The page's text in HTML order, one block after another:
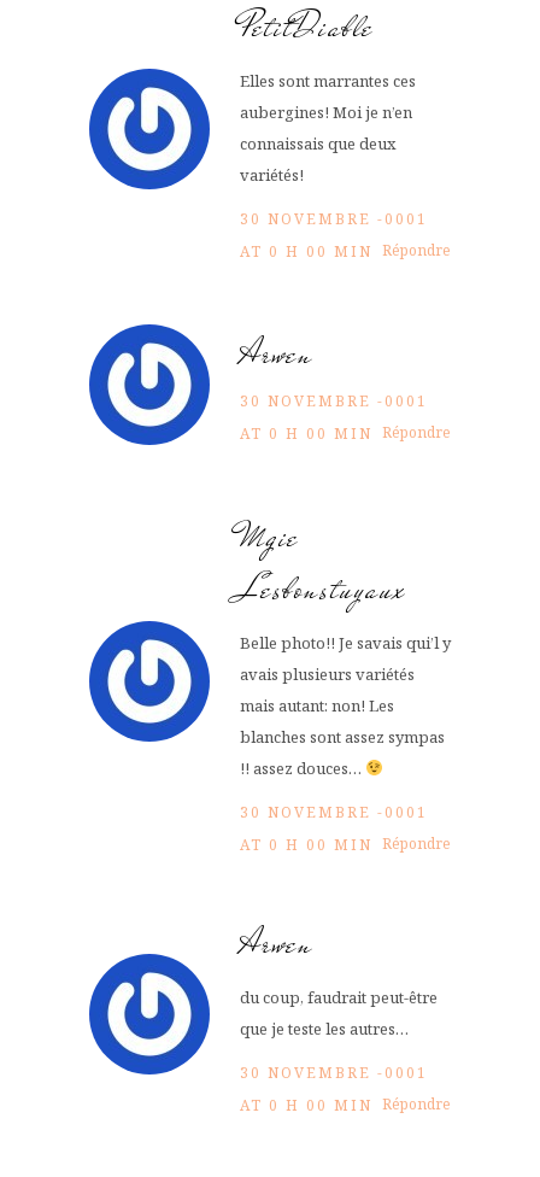
PetitDiable
Elles sont marrantes ces
aubergines! Moi je n’en
connaissais que deux
variétés!
30 NOVEMBRE -0001
AT 0 H 00 MIN Répondre
Arwen
30 NOVEMBRE -0001
AT 0 H 00 MIN Répondre
Mgie
Lesbonstuyaux
Belle photo!! Je savais qui’l y
avais plusieurs variétés
mais autant: non! Les
blanches sont assez sympas
!! assez douces…
30 NOVEMBRE -0001
AT 0 H 00 MIN Répondre
Arwen
du coup, faudrait peut-être
que je teste les autres…
30 NOVEMBRE -0001
AT 0 H 00 MIN Répondre